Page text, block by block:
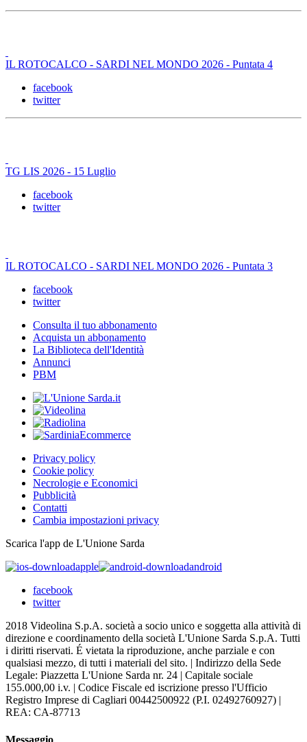
IL ROTOCALCO - SARDI NEL MONDO 2026 - Puntata 4
facebook
twitter
TG LIS 2026 - 15 Luglio
facebook
twitter
IL ROTOCALCO - SARDI NEL MONDO 2026 - Puntata 3
facebook
twitter
Consulta il tuo abbonamento
Acquista un abbonamento
La Biblioteca dell'Identità
Annunci
PBM
Privacy policy
Cookie policy
Necrologie e Economici
Pubblicità
Contatti
Cambia impostazioni privacy
Scarica l'app de L'Unione Sarda
apple
android
facebook
twitter
2018 Videolina S.p.A. società a socio unico e soggetta alla attività di
direzione e coordinamento della società L'Unione Sarda S.p.A. Tutti
i diritti riservati. É vietata la riproduzione, anche parziale e con
qualsiasi mezzo, di tutti i materiali del sito. | Indirizzo della Sede
Legale: Piazzetta L'Unione Sarda nr. 24 | Capitale sociale
155.000,00 i.v. | Codice Fiscale ed iscrizione presso l'Ufficio
Registro Imprese di Cagliari 00442500922 (P.I. 02492760927) |
REA: CA-87713
Messaggio